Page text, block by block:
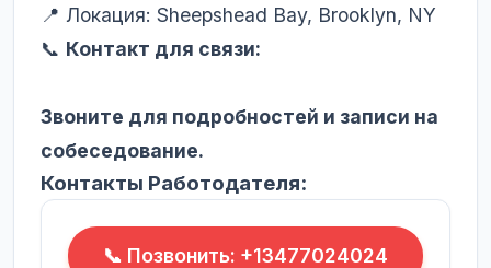
📍 Локация: Sheepshead Bay, Brooklyn, NY
📞 Контакт для связи:
Звоните для подробностей и записи на
собеседование.
Контакты Работодателя:
📞 Позвонить: +13477024024